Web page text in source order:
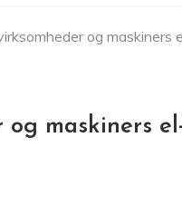
og maskiners
og maskiners